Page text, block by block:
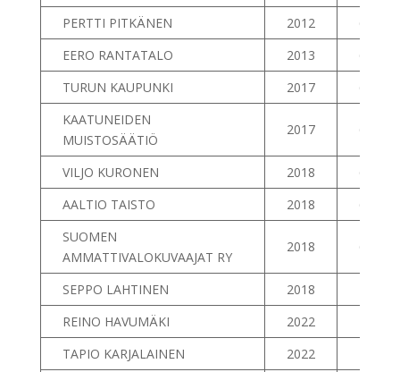
PERTTI PITKÄNEN
2012
63
EERO RANTATALO
2013
64
TURUN KAUPUNKI
2017
65
KAATUNEIDEN
MUISTOSÄÄTIÖ
2017 66
VILJO KURONEN 2018
67
AALTIO TAISTO
2018
68
SUOMEN
AMMATTIVALOKUVAAJAT RY
2018 69
SEPPO LAHTINEN 2018
REINO HAVUMÄKI
2022
TAPIO KARJALAINEN
2022